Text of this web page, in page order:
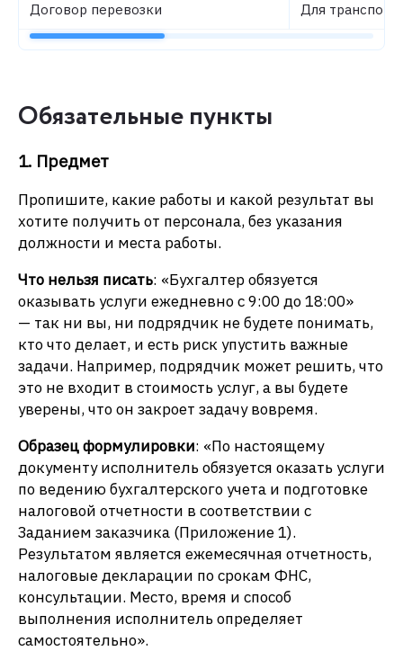
Договор перевозки Для
Обязательные пункты
1. Предмет
Пропишите, какие работы и какой результат вы
хотите получить от персонала, без указания
должности и места работы.
Что нельзя писать: «Бухгалтер обязуется
оказывать услуги ежедневно с 9:00 до 18:00»
— так ни вы, ни подрядчик не будете понимать,
кто что делает, и есть риск упустить важные
задачи. Например, подрядчик может решить, что
это не входит в стоимость услуг, а вы будете
уверены, что он закроет задачу вовремя.
Образец формулировки: «По настоящему
документу исполнитель обязуется оказать услуги
по ведению бухгалтерского учета и подготовке
налоговой отчетности в соответствии с
Заданием заказчика (Приложение 1).
Результатом является ежемесячная отчетность,
налоговые декларации по срокам ФНС,
консультации. Место, время и способ
выполнения исполнитель определяет
самостоятельно».